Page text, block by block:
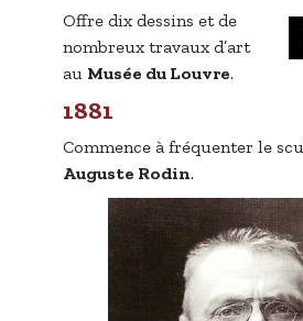
Offre dix dessins et de
nombreux travaux d’art
au Musée du Louvre.
1881
Commence à fréquenter le
Auguste Rodin.